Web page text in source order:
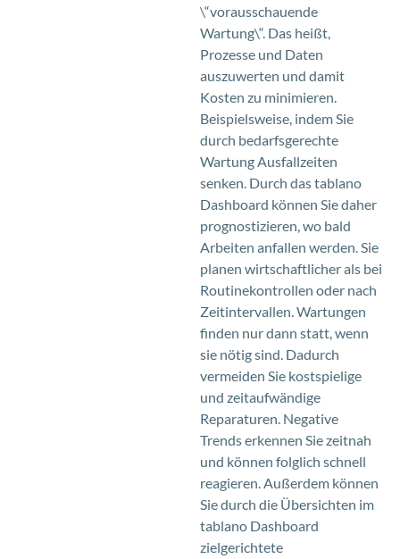
\“vorausschauende
Wartung\“. Das heißt,
Prozesse und Daten
auszuwerten und damit
Kosten zu minimieren.
Beispielsweise, indem Sie
durch bedarfsgerechte
Wartung Ausfallzeiten
senken. Durch das tablano
Dashboard können Sie daher
prognostizieren, wo bald
Arbeiten anfallen werden. Sie
planen wirtschaftlicher als bei
Routinekontrollen oder nach
Zeitintervallen. Wartungen
finden nur dann statt, wenn
sie nötig sind. Dadurch
vermeiden Sie kostspielige
und zeitaufwändige
Reparaturen. Negative
Trends erkennen Sie zeitnah
und können folglich schnell
reagieren. Außerdem können
Sie durch die Übersichten im
tablano Dashboard
zielgerichtete